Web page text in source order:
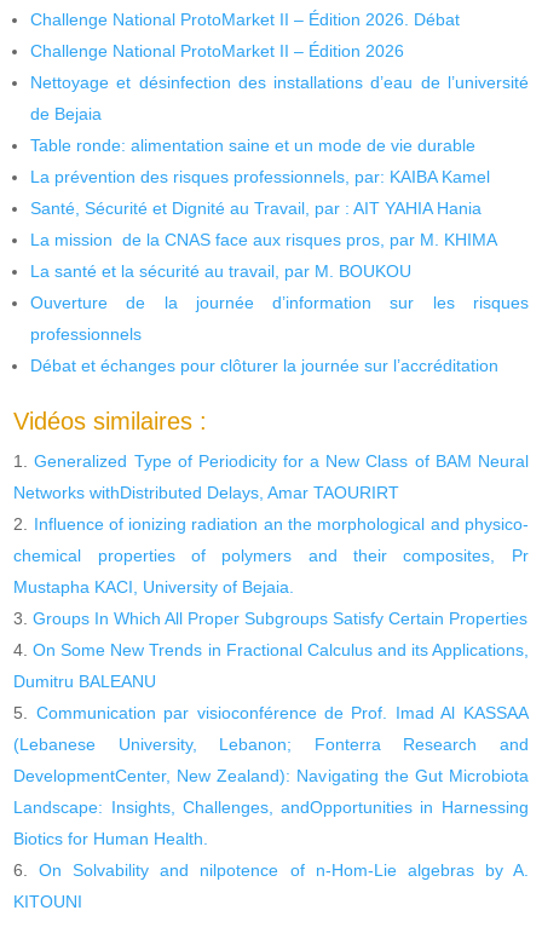
Challenge National ProtoMarket II – Édition 2026. Débat
Challenge National ProtoMarket II – Édition 2026
Nettoyage et désinfection des installations d’eau de l’université
de Bejaia
Table ronde: alimentation saine et un mode de vie durable
La prévention des risques professionnels, par: KAIBA Kamel
Santé, Sécurité et Dignité au Travail, par : AIT YAHIA Hania
La mission de la CNAS face aux risques pros, par M. KHIMA
La santé et la sécurité au travail, par M. BOUKOU
Ouverture de la journée d’information sur les risques
professionnels
Débat et échanges pour clôturer la journée sur l’accréditation
Vidéos similaires :
Generalized Type of Periodicity for a New Class of BAM Neural
Networks withDistributed Delays, Amar TAOURIRT
Influence of ionizing radiation an the morphological and physico-
chemical properties of polymers and their composites, Pr
Mustapha KACI, University of Bejaia.
Groups In Which All Proper Subgroups Satisfy Certain Properties
On Some New Trends in Fractional Calculus and its Applications,
Dumitru BALEANU
Communication par visioconférence de Prof. Imad Al KASSAA
(Lebanese University, Lebanon; Fonterra Research and
DevelopmentCenter, New Zealand): Navigating the Gut Microbiota
Landscape: Insights, Challenges, andOpportunities in Harnessing
Biotics for Human Health.
On Solvability and nilpotence of n-Hom-Lie algebras by A.
KITOUNI